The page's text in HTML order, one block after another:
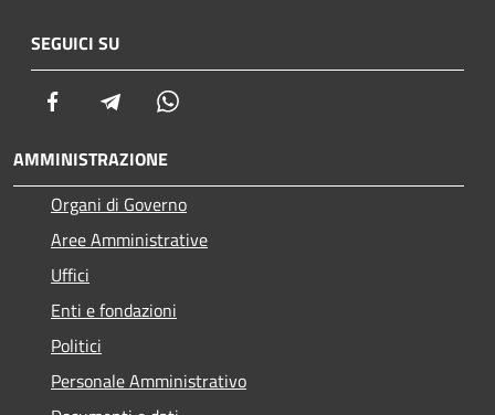
SEGUICI SU
Facebook Telegram
AMMINISTRAZIONE
Organi di Governo
Aree Amministrative
Uffici
Enti e fondazioni
Politici
Personale Amministrativo